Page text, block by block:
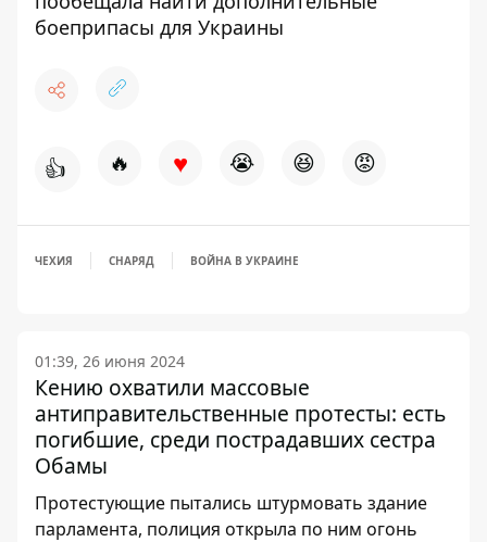
боеприпасы для Украины
👍 🔥 ♥ 😭 😆 😡
ЧЕХИЯ СНАРЯД ВОЙНА В УКРАИНЕ
01:39, 26 июня 2024
Кению охватили массовые
антиправительственные протесты: есть
погибшие, среди пострадавших сестра
Обамы
Протестующие пытались штурмовать здание
парламента, полиция открыла по ним огонь